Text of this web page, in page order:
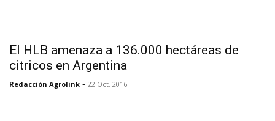
El HLB amenaza a 136.000 hectáreas de
citricos en Argentina
Redacción Agrolink - 22 Oct, 2016